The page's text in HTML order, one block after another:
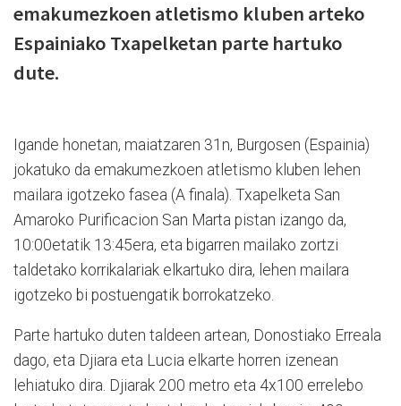
emakumezkoen atletismo kluben arteko
Espainiako Txapelketan parte hartuko
dute.
Igande honetan, maiatzaren 31n, Burgosen (Espainia)
jokatuko da emakumezkoen atletismo kluben lehen
mailara igotzeko fasea (A finala). Txapelketa San
Amaroko Purificacion San Marta pistan izango da,
10:00etatik 13:45era, eta bigarren mailako zortzi
taldetako korrikalariak elkartuko dira, lehen mailara
igotzeko bi postuengatik borrokatzeko.
Parte hartuko duten taldeen artean, Donostiako Erreala
dago, eta Djiara eta Lucia elkarte horren izenean
lehiatuko dira. Djiarak 200 metro eta 4x100 errelebo